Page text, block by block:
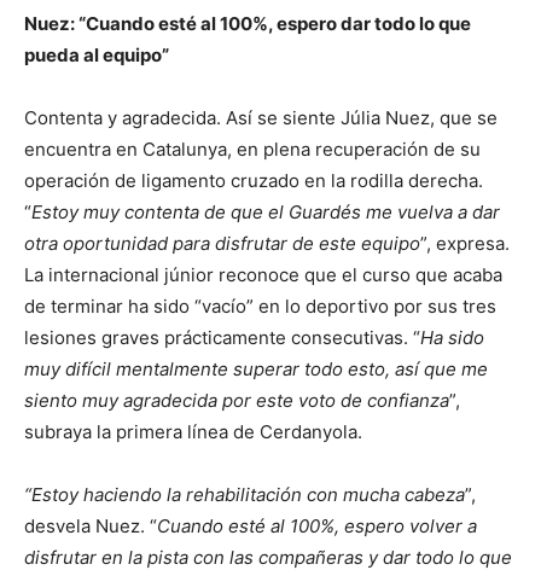
Nuez: “Cuando esté al 100%, espero dar todo lo que
pueda al equipo”
Contenta y agradecida. Así se siente Júlia Nuez, que se
encuentra en Catalunya, en plena recuperación de su
operación de ligamento cruzado en la rodilla derecha.
“Estoy muy contenta de que el Guardés me vuelva a dar
otra oportunidad para disfrutar de este equipo”, expresa.
La internacional júnior reconoce que el curso que acaba
de terminar ha sido “vacío” en lo deportivo por sus tres
lesiones graves prácticamente consecutivas. “Ha sido
muy difícil mentalmente superar todo esto, así que me
siento muy agradecida por este voto de confianza”,
subraya la primera línea de Cerdanyola.
“Estoy haciendo la rehabilitación con mucha cabeza”,
desvela Nuez. “Cuando esté al 100%, espero volver a
disfrutar en la pista con las compañeras y dar todo lo que